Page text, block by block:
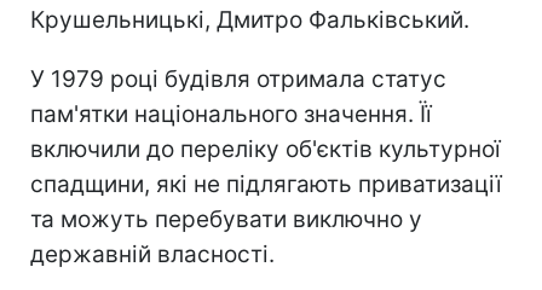
Крушельницькі, Дмитро Фальківський.
У 1979 році будівля отримала статус
пам'ятки національного значення. Її
включили до переліку об'єктів культурної
спадщини, які не підлягають приватизації
та можуть перебувати виключно у
державній власності.